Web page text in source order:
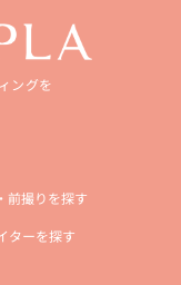
ングを
前撮りを探す
ターを探す